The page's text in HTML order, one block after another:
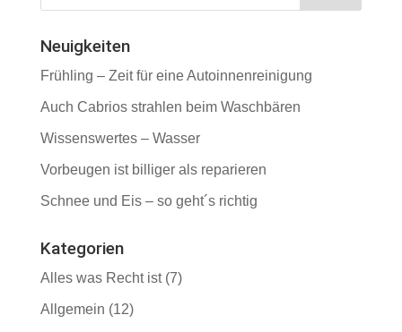
Neuigkeiten
Frühling – Zeit für eine Autoinnenreinigung
Auch Cabrios strahlen beim Waschbären
Wissenswertes – Wasser
Vorbeugen ist billiger als reparieren
Schnee und Eis – so geht´s richtig
Kategorien
Alles was Recht ist(7)
Allgemein (12)